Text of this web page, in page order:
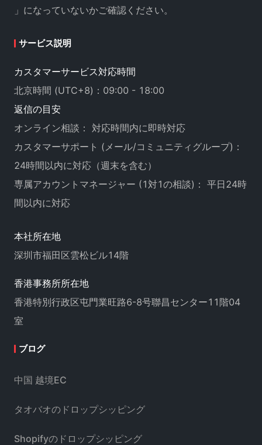
」になっていないかご確認ください。
サービス説明
カスタマーサービス対応時間
北京時間 (UTC+8)：09:00 - 18:00
返信の目安
オンライン相談： 対応時間内に即時対応
カスタマーサポート (メール/コミュニティグループ)：
24時間以内に対応（週末を含む）
専属アカウントマネージャー (1対1の相談)： 平日24時
間以内に対応
本社所在地
深圳市福田区雲松ビル14階
香港事務所所在地
香港特別行政区屯門業旺路6-8号聯昌センター11階04
室
ブログ
中国 越境EC
タオバオのドロップシッピング
Shopifyのドロップシッピング